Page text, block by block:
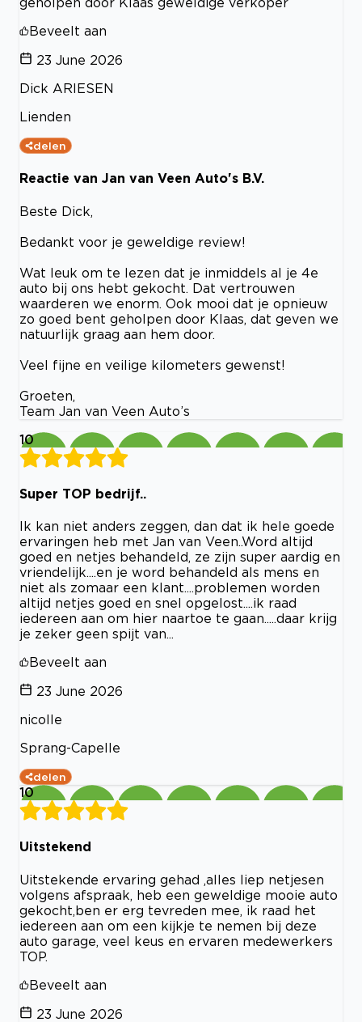
Beveelt aan
23 June 2026
Dick ARIESEN
Lienden
delen
Reactie van Jan van Veen Auto's B.V.
Beste Dick,
Bedankt voor je geweldige review!
Wat leuk om te lezen dat je inmiddels al je 4e
auto bij ons hebt gekocht. Dat vertrouwen
waarderen we enorm. Ook mooi dat je opnieuw
zo goed bent geholpen door Klaas, dat geven we
natuurlijk graag aan hem door.
Veel fijne en veilige kilometers gewenst!
Groeten,
Team Jan van Veen Auto’s
10
Super TOP bedrijf..
Ik kan niet anders zeggen, dan dat ik hele goede
ervaringen heb met Jan van Veen..Word altijd
goed en netjes behandeld, ze zijn super aardig en
vriendelijk....en je word behandeld als mens en
niet als zomaar een klant....problemen worden
altijd netjes goed en snel opgelost....ik raad
iedereen aan om hier naartoe te gaan.....daar krijg
je zeker geen spijt van...
Beveelt aan
23 June 2026
nicolle
Sprang-Capelle
delen
10
Uitstekend
Uitstekende ervaring gehad ,alles liep netjesen
volgens afspraak, heb een geweldige mooie auto
gekocht,ben er erg tevreden mee, ik raad het
iedereen aan om een kijkje te nemen bij deze
auto garage, veel keus en ervaren medewerkers
TOP.
Beveelt aan
23 June 2026